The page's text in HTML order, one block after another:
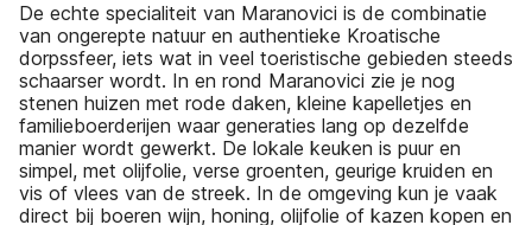
De echte specialiteit van Maranovici is de combinatie
van ongerepte natuur en authentieke Kroatische
dorpssfeer, iets wat in veel toeristische gebieden steeds
schaarser wordt. In en rond Maranovici zie je nog
stenen huizen met rode daken, kleine kapelletjes en
familieboerderijen waar generaties lang op dezelfde
manier wordt gewerkt. De lokale keuken is puur en
simpel, met olijfolie, verse groenten, geurige kruiden en
vis of vlees van de streek. In de omgeving kun je vaak
direct bij boeren wijn, honing, olijfolie of kazen kopen en